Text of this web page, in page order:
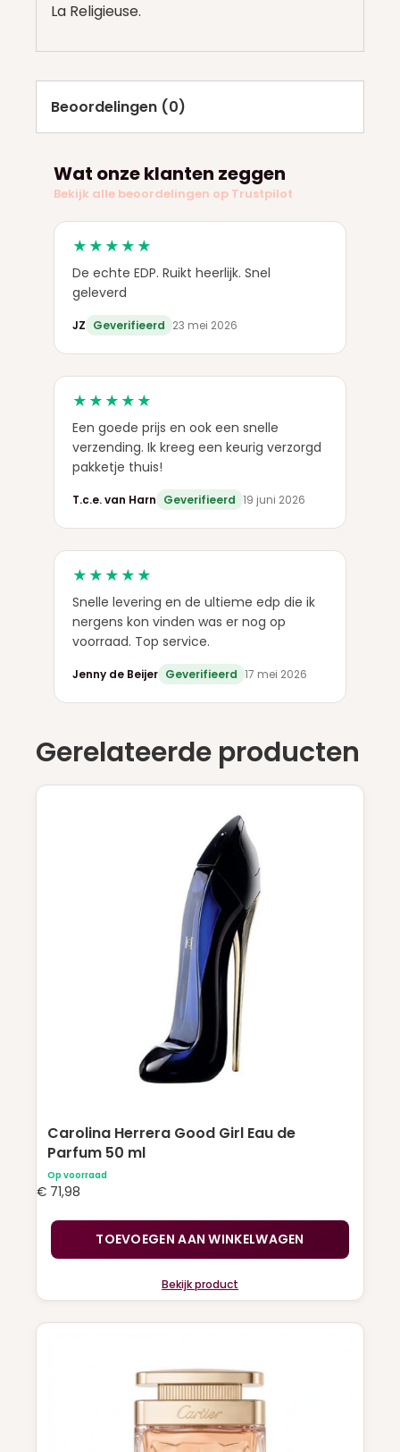
La Religieuse.
Beoordelingen (0)
Wat onze klanten zeggen
Bekijk alle beoordelingen op Trustpilot
★★★★★
De echte EDP. Ruikt heerlijk. Snel
geleverd
JZ Geverifieerd 23 mei 2026
★★★★★
Een goede prijs en ook een snelle
verzending. Ik kreeg een keurig verzorgd
pakketje thuis!
T.c.e. van Harn Geverifieerd 19 juni 2026
★★★★★
Snelle levering en de ultieme edp die ik
nergens kon vinden was er nog op
voorraad. Top service.
Jenny de Beijer Geverifieerd 17 mei 2026
Gerelateerde producten
Carolina Herrera Good Girl Eau de
Parfum 50 ml
Op voorraad
€ 71,98
TOEVOEGEN AAN WINKELWAGEN
Bekijk product